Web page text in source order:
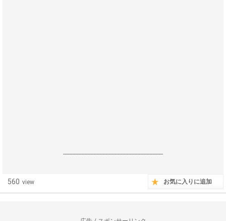
------------------------------------------------------------------
560 view お気に入りに追加